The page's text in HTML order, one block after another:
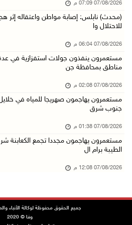
مستعمرون يهاجمون صهريجا للمياه في
مستعمرون يهاجمون مجددا تجمع
أسعار النفط تواصل الصعود وسط
07/آب/2026 10:25 ص
الذهب يتجه لأفضل أداء أسبوعي منذ
07/آب/2026 09:06 ص
مستعمرون بحماية قوات الاحتلال
الاحتلال يقتحم بلدة طمون جنوب
07/08/2026 07:09 م
(محدث) نابلس: إصابة مواطن واعتقاله إثر
للاحتلال وا
07/08/2026 06:04 م
مستعمرون ينفذون جولات استفزازية في
مناطق بمحافظة جن
07/08/2026 02:08 م
مستعمرون يهاجمون صهريجا للمياه في خلايل
جنوب شرق
07/08/2026 01:38 م
مستعمرون يهاجمون مجددا تجمع الكعابنة
الطيبة برام ال
07/08/2026 12:08 م
جميع الحقوق محفوظة لوكالة الأنباء
وفا © 2020